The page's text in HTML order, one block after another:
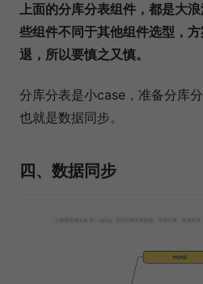
上面的分库分表组件，都是大
些组件不同于其他组件选型，
退，所以要慎之又慎。
分库分表是小case，准备分库
也就是数据同步。
四、数据同步